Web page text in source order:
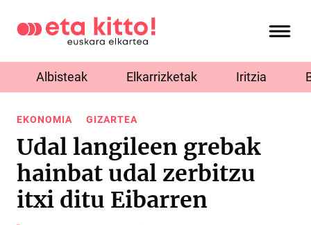
Albisteak Elkarrizketak Iritzia
EKONOMIA GIZARTEA
Udal langileen grebak
hainbat udal zerbitzu
itxi ditu Eibarren